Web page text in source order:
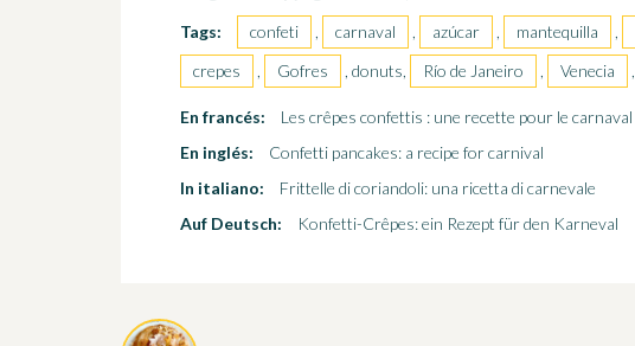
Tags:
confeti , carnaval , azúcar , mantequilla ,
crepes
, Gofres , donuts, Río de Janeiro , Venecia ,
En francés:
Les crêpes confettis : une recette pour le carnaval
En inglés:
Confetti pancakes: a recipe for carnival
In italiano:
Frittelle di coriandoli: una ricetta di carnevale
Auf Deutsch:
Konfetti-Crêpes: ein Rezept für den Karneval